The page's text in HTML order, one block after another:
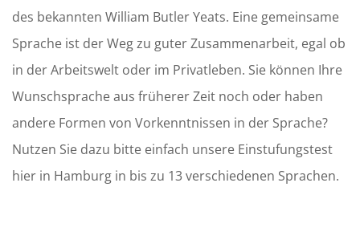
des bekannten William Butler Yeats. Eine gemeinsame
Sprache ist der Weg zu guter Zusammenarbeit, egal ob
in der Arbeitswelt oder im Privatleben. Sie können Ihre
Wunschsprache aus früherer Zeit noch oder haben
andere Formen von Vorkenntnissen in der Sprache?
Nutzen Sie dazu bitte einfach unsere Einstufungstest
hier in Hamburg in bis zu 13 verschiedenen Sprachen.